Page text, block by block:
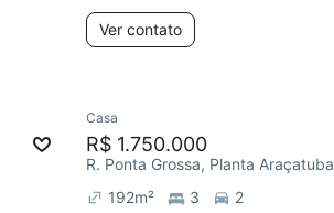
Ver contato
Chegou este mês
Casa
R$ 1.750.000
R. Ponta Grossa, Planta Araçatuba
192m² 3 2